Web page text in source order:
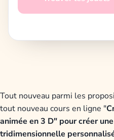
Tout nouveau parmi les
tout nouveau cours en ligne "
animée en 3 D" pour créer
tridimensionnelle